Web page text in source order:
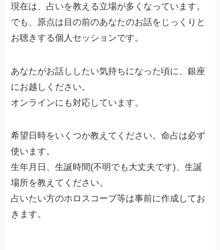
現在は、占いを教える立場が多くなっています。
でも、原点は目の前のあなたのお話をじっくりと
お聴きする個人セッションです。
あなたがお話ししたい気持ちになった頃に、銀座
にお越しください。
オンラインにも対応しています。
希望日時をいくつか教えてください。命占は必ず
使います。
生年月日、生誕時間(不明でも大丈夫です)、生誕
場所を教えてください。
占いたい方のホロスコープ等は事前に作成してお
きます。